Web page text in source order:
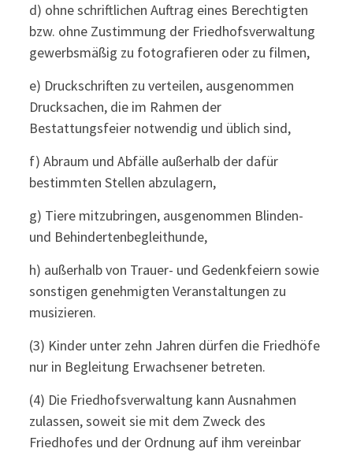
d) ohne schriftlichen Auftrag eines Berechtigten
bzw. ohne Zustimmung der Friedhofsverwaltung
gewerbsmäßig zu fotografieren oder zu filmen,
e) Druckschriften zu verteilen, ausgenommen
Drucksachen, die im Rahmen der
Bestattungsfeier notwendig und üblich sind,
f) Abraum und Abfälle außerhalb der dafür
bestimmten Stellen abzulagern,
g) Tiere mitzubringen, ausgenommen Blinden-
und Behindertenbegleithunde,
h) außerhalb von Trauer- und Gedenkfeiern sowie
sonstigen genehmigten Veranstaltungen zu
musizieren.
(3) Kinder unter zehn Jahren dürfen die Friedhöfe
nur in Begleitung Erwachsener betreten.
(4) Die Friedhofsverwaltung kann Ausnahmen
zulassen, soweit sie mit dem Zweck des
Friedhofes und der Ordnung auf ihm vereinbar